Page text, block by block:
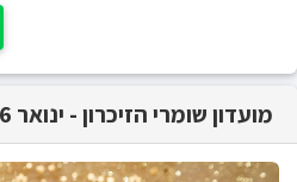
מועדון שומרי הזיכרון - ינואר 2026